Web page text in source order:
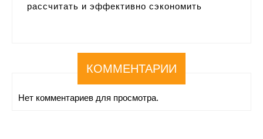
рассчитать и эффективно сэкономить
КОММЕНТАРИИ
Нет комментариев для просмотра.